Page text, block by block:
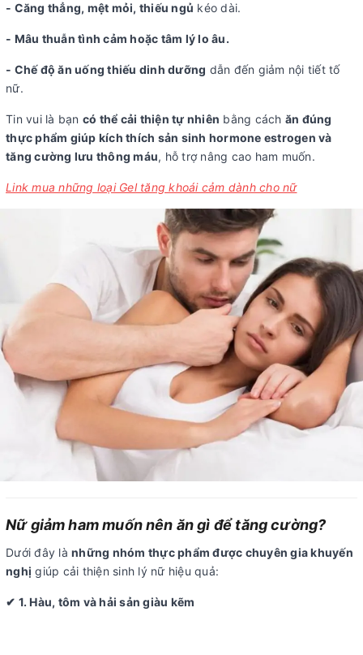
- Căng thẳng, mệt mỏi, thiếu ngủ kéo dài.
- Mâu thuẫn tình cảm hoặc tâm lý lo âu.
- Chế độ ăn uống thiếu dinh dưỡng dẫn đến giảm nội tiết tố
nữ.
Tin vui là bạn có thể cải thiện tự nhiên bằng cách ăn đúng
thực phẩm giúp kích thích sản sinh hormone estrogen và
tăng cường lưu thông máu, hỗ trợ nâng cao ham muốn.
Link mua những loại Gel tăng khoái cảm dành cho nữ
Nữ giảm ham muốn nên ăn gì để tăng cường?
Dưới đây là những nhóm thực phẩm được chuyên gia khuyến
nghị giúp cải thiện sinh lý nữ hiệu quả:
✔ 1. Hàu, tôm và hải sản giàu kẽm